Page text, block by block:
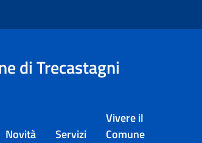
di Trecastagni
Novità Servizi
Vivere il
Comune